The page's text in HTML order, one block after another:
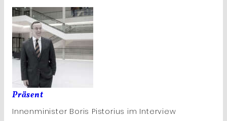
Präsent
Innenminister Boris Pistorius im Interview